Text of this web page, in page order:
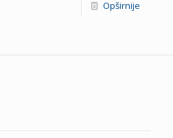
Opširnije